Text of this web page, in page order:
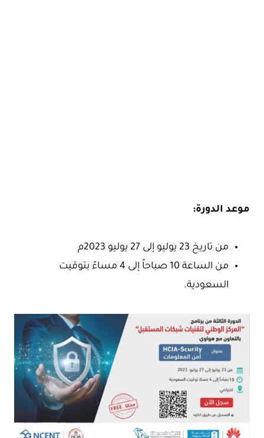
موعد الدورة:
من تاريخ 23 يوليو إلى 27 يوليو 2023م
من الساعة 10 صباحاً إلى 4 مساءً بتوقيت
السعودية.